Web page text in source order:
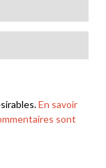
En savoir
sont